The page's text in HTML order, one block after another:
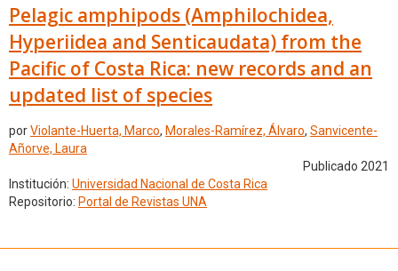
Pelagic amphipods (Amphilochidea,
Hyperiidea and Senticaudata) from the
Pacific of Costa Rica: new records and an
updated list of species
porViolante-Huerta, Marco, Morales-Ramírez, Álvaro, Sanvicente-
Añorve, Laura
Publicado 2021
Institución: Universidad Nacional de Costa Rica
Repositorio: Portal de Revistas UNA